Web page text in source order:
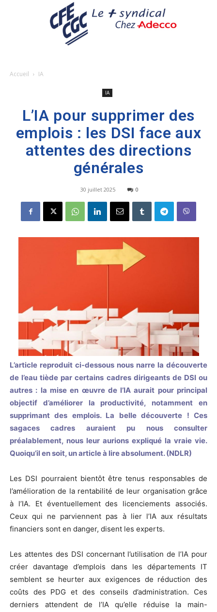
Accueil IA
IA
L’IA pour supprimer des
emplois : les DSI face aux
attentes des directions
générales
30 juillet 2025 0
L’article reproduit ci-dessous nous narre la découverte
de l’eau tiède par certains cadres dirigeants de DSI ou
autres : la mise en œuvre de l’IA aurait pour principal
objectif d’améliorer la productivité, notamment en
supprimant des emplois. La belle découverte ! Ces
sagaces cadres auraient pu nous consulter
préalablement, nous leur aurions expliqué la vraie vie.
Quoiqu’il en soit, un article à lire absolument. (NDLR)
Les DSI pourraient bientôt être tenus responsables de
l’amélioration de la rentabilité de leur organisation grâce
à l’IA. Et éventuellement des licenciements associés.
Ceux qui ne parviennent pas à lier l’IA aux résultats
financiers sont en danger, disent les experts.
Les attentes des DSI concernant l’utilisation de l’IA pour
créer davantage d’emplois dans les départements IT
semblent se heurter aux exigences de réduction des
coûts des PDG et des conseils d’administration. Ces
derniers attendent de l’IA qu’elle réduise la main-